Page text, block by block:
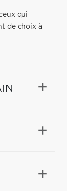
qui
de choix à